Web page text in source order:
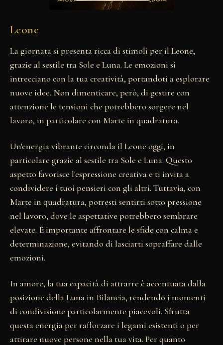
Leone
La giornata si presenta ricca di stimoli per il Leone,
grazie al sestile tra Sole e Luna. Le emozioni si
intrecciano con la tua creatività, portandoti a esplorare
nuove idee. Non dimenticare, però, di gestire con
attenzione le tensioni che potrebbero sorgere nel
lavoro, in particolare con Marte in quadratura.
Un'energia vibrante circonda il Leone oggi, in
particolare grazie al sestile tra Sole e Luna. Questo
aspetto favorisce l'espressione creativa e ti invita a
condividere i tuoi pensieri con gli altri. Tuttavia, con
Marte in quadratura, potresti sentirti sotto pressione
nel lavoro, dove le aspettative potrebbero sembrare
elevate. È importante affrontare le sfide con calma e
determinazione, evitando di lasciarti sopraffare dalle
emozioni.
In amore, la tua capacità di attrarre è accentuata dalla
posizione della Luna in Bilancia, rendendo i momenti
di condivisione particolarmente piacevoli. Sfrutta
questa energia per rafforzare i legami esistenti o per
attirare nuove persone nella tua vita. Per quanto